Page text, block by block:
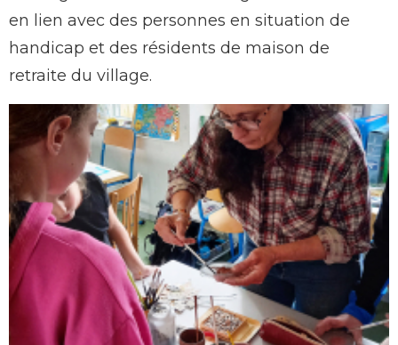
en lien avec des personnes en situation de
handicap et des résidents de maison de
retraite du village.